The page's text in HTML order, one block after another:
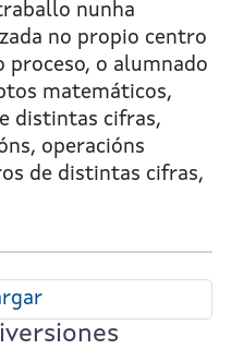
nunha
no propio centro
proceso, o alumnado
matemáticos,
distintas cifras,
operacións
de distintas cifras,